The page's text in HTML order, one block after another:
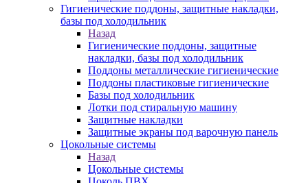
Гигиенические поддоны, защитные накладки,
базы под холодильник
Назад
Гигиенические поддоны, защитные
накладки, базы под холодильник
Поддоны металлические гигиенические
Поддоны пластиковые гигиенические
Базы под холодильник
Лотки под стиральную машину
Защитные накладки
Защитные экраны под варочную панель
Цокольные системы
Назад
Цокольные системы